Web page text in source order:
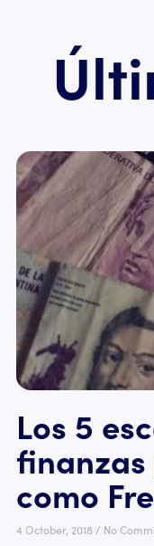
Los 5
como
4 October, 2018 No